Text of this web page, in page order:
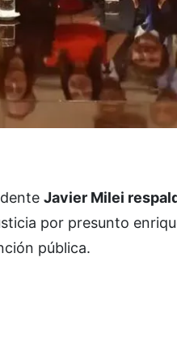
Javier Milei
por presunto
pública.